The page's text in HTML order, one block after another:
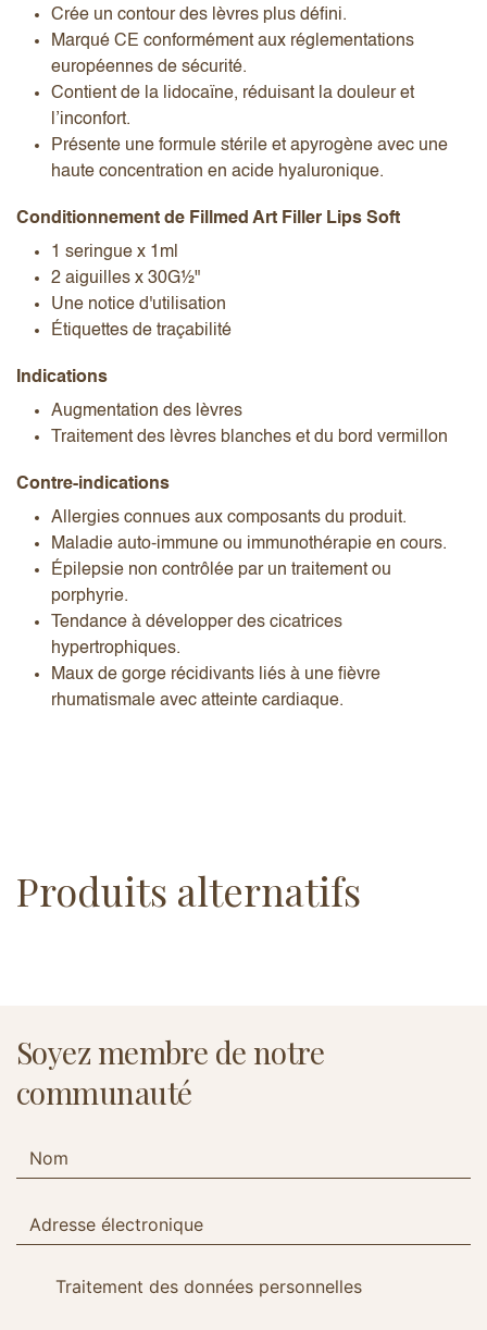
Crée un contour des lèvres plus défini.
Marqué CE conformément aux réglementations
européennes de sécurité.
Contient de la lidocaïne, réduisant la douleur et
l’inconfort.
Présente une formule stérile et apyrogène avec une
haute concentration en acide hyaluronique.
Conditionnement de Fillmed Art Filler Lips Soft
1 seringue x 1ml
2 aiguilles x 30G½"
Une notice d'utilisation
Étiquettes de traçabilité
Indications
Augmentation des lèvres
Traitement des lèvres blanches et du bord vermillon
Contre-indications
Allergies connues aux composants du produit.
Maladie auto-immune ou immunothérapie en cours.
Épilepsie non contrôlée par un traitement ou
porphyrie.
Tendance à développer des cicatrices
hypertrophiques.
Maux de gorge récidivants liés à une fièvre
rhumatismale avec atteinte cardiaque.
Produits alternatifs
Soyez membre de notre
communauté
Traitement des données personnelles